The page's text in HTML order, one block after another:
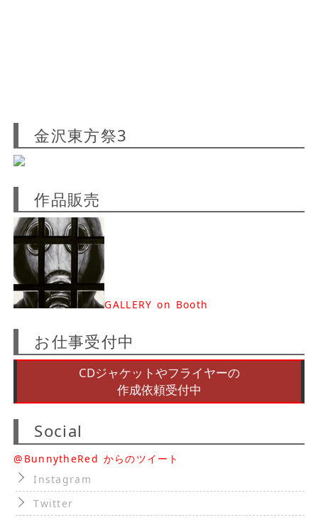
金沢東方祭3
作品販売
GALLERY on Booth
お仕事受付中
CDジャケットやフライヤーの
作成依頼受付中
Social
@BunnytheRed からのツイート
Instagram
Twitter